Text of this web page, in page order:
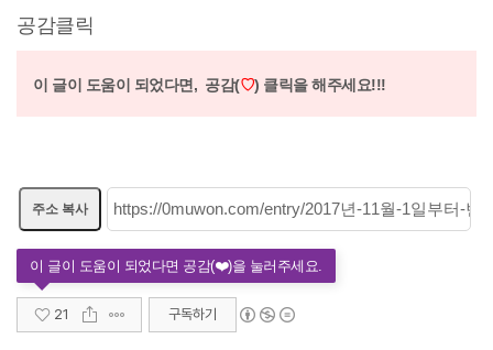
공감클릭
이 글이 도움이 되었다면, 공감(♡) 클릭을 해주세요!!!
주소 복사
21 구독하기